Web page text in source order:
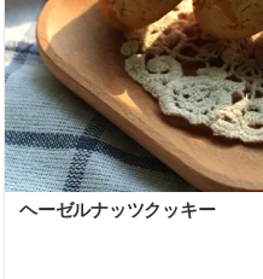
ヘーゼルナッツクッキー